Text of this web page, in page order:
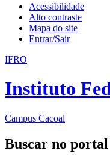
Acessibilidade
Alto contraste
Mapa do site
Entrar/Sair
IFRO
Instituto
Campus Cacoal
Buscar no portal